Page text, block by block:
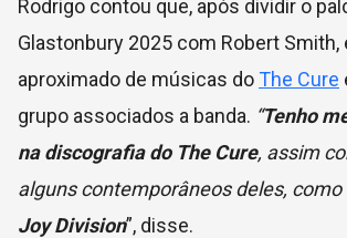
Rodrigo contou que, após dividir o
Glastonbury 2025 com Robert Smith,
aproximado de músicas doThe Cure
grupo associados a banda. “Tenho
na discografia do The Cure, assim
alguns contemporâneos deles, como
Joy Division”, disse.